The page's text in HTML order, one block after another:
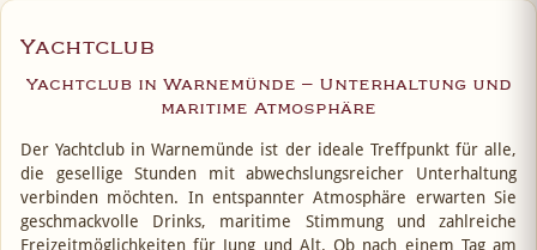
Yachtclub
Yachtclub in Warnemünde – Unterhaltung und
maritime Atmosphäre
Der Yachtclub in Warnemünde ist der ideale Treffpunkt für alle,
die gesellige Stunden mit abwechslungsreicher Unterhaltung
verbinden möchten. In entspannter Atmosphäre erwarten Sie
geschmackvolle Drinks, maritime Stimmung und zahlreiche
Freizeitmöglichkeiten für Jung und Alt. Ob nach einem Tag am